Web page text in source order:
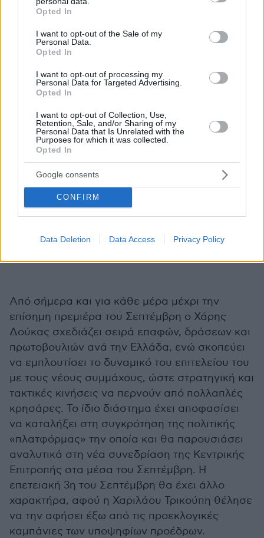
grant or deny consent to Google and its third-party tags to
use your data for below specified purposes in below Google
consent section.
Opted In
I want to opt-out of the Sale of my
Personal Data.
Opted In
I want to opt-out of processing my
Personal Data for Targeted Advertising.
Opted In
I want to opt-out of Collection, Use,
Retention, Sale, and/or Sharing of my
Personal Data that Is Unrelated with the
Purposes for which it was collected.
Opted In
Google consents
CONFIRM
Data Deletion Data Access Privacy Policy
ήταν στον κατάλογο με τους 90 ομιλητές που
μονοήμερη συνεδρίαση να μετατραπεί σε
διήμερη.
Από σήμερα και για κάθε μέρα μέχρι την
επίσημη πρεμιέρα του Σεπτέμβρη ο Χάρης
Δούκας σχεδιάζει σειρά επαφών, δράσεων και
πρωτοβουλιών ανά την Ελλάδα, ενώ σκοπεύει
να εμπλουτίσει το δυναμικό του επιτελείου του
με τους νέους συμμάχους, ώστε στρατηγική και
τακτικές κινήσεις να περνούν από πολλαπλές
κρησάρες. Το ίδιο διάστημα έχει αποφασίσει
να καταλήξει στη συγκρότηση της πολιτικής
«πλατφόρμας» την οποία και θα παρουσιάσει
αναλυτικά στη νέα συνεδρίαση της Κεντρικής
Επιτροπής στα μέσα του Σεπτέμβρη. Η
επετειακή 3η του Σεπτέμβρη θα έχει άλλο
χαρακτήρα, αφού η Χαριλάου Τρικούπη θέλησε
να την αφήσει έξω από τις προεκλογικές
καμπάνιες των υποψηφίων προέδρων.